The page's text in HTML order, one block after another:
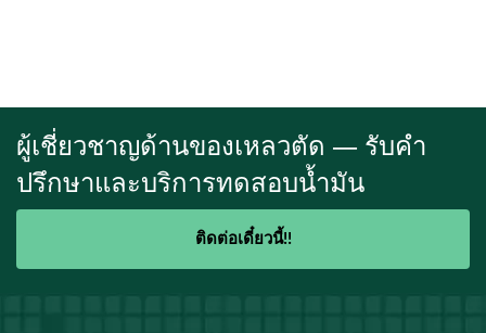
ผู้เชี่ยวชาญด้านของเหลวตัด — รับคำ
ปรึกษาและบริการทดสอบน้ำมัน
ติดต่อเดี๋ยวนี้!!